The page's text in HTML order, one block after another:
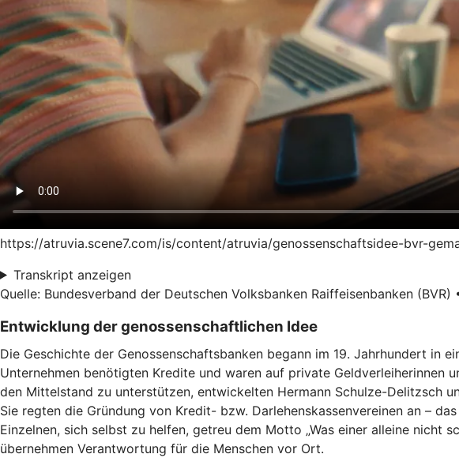
https://atruvia.scene7.com/is/content/atruvia/genossenschaftsidee-bvr-
Transkript anzeigen
Quelle: Bundesverband der Deutschen Volksbanken Raiffeisenbanken
Entwicklung der genossenschaftlichen Idee
Die Geschichte der Genossenschaftsbanken begann im 19. Jahrhundert in
Unternehmen benötigten Kredite und waren auf private Geldverleiherinnen
den Mittelstand zu unterstützen, entwickelten Hermann Schulze-Delitzsch
Sie regten die Gründung von Kredit- bzw. Darlehenskassenvereinen an –
Einzelnen, sich selbst zu helfen, getreu dem Motto „Was einer alleine nicht
übernehmen Verantwortung für die Menschen vor Ort.